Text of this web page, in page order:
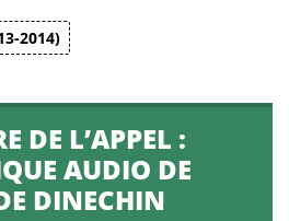
2014)
DE L’APPEL :
AUDIO DE
DINECHIN